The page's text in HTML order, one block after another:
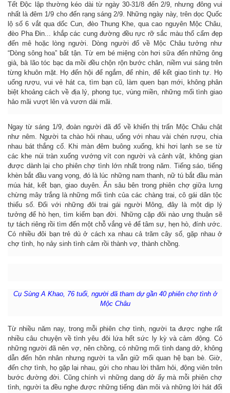
Tết Độc lập thường kéo dài từ ngày 30-31/8 đến 2/9, nhưng đông vui
nhất là đêm 1/9 cho đến rạng sáng 2/9. Những ngày này, trên dọc Quốc
lộ số 6 vắt qua dốc Cun, đèo Thung Khe, qua cao nguyên Mộc Châu,
đèo Pha Đin... khắp các cung đường đều rực rỡ sắc màu thổ cẩm đẹp
đến mê hoặc lòng người. Dòng người đổ về Mộc Châu tưởng như
“Dòng sông hoa” bất tận. Từ em bé miệng còn hơi sữa đến những ông
già, bà lão tóc bạc da mồi đều chộn rộn bước chân, niềm vui sáng trên
từng khuôn mặt. Họ đến hội để ngắm, để nhìn, để kết giao tình tự. Họ
uống rượu, vui vẻ hát ca, tìm bạn cũ, làm quen bạn mới, không phân
biệt khoảng cách về địa lý, phong tục, vùng miền, những mối tình giao
hảo mãi vượt lên và vươn dài mãi.
Ngay từ sáng 1/9, đoàn người đã đổ về khiến thị trấn Mộc Châu chật
như nêm. Người ta chào hỏi nhau, uống với nhau vài chén rượu, chia
nhau bát thắng cố. Khi màn đêm buông xuống, khi hơi lạnh se se từ
các khe núi tràn xuống vướng vít con người và cảnh vật, không gian
được dành lại cho phiên chợ tình lớn nhất trong năm. Tiếng sáo, tiếng
khèn bắt đầu vang vọng, đó là lúc những nam thanh, nữ tú bắt đầu màn
múa hát, kết bạn, giao duyên. Ẩn sâu bên trong phiên chợ giữa lưng
chừng mây trắng là những mối tình của các chàng trai, cô gái dân tộc
thiểu số. Đối với những đôi trai gái người Mông, đây là một dịp lý
tưởng để hò hẹn, tìm kiếm bạn đời. Những cặp đôi nào ưng thuận sẽ
tự tách riêng rồi tìm đến một chỗ vắng vẻ để tâm sự, hẹn hò, đính ước.
Có nhiều đôi bạn trẻ dù ở cách xa nhau cả trăm cây số, gặp nhau ở
chợ tình, họ nảy sinh tình cảm rồi thành vợ, thành chồng.
Cụ Sùng A Khao, 76 tuổi, người đã tham dự gần 40 phiên chợ tình ở
Mộc Châu
Từ nhiều năm nay, trong mỗi phiên chợ tình, người ta được nghe rất
nhiều câu chuyện về tình yêu đôi lứa hết sức ly kỳ và cảm động. Có
những người đã nên vợ, nên chồng, có những mối tình dang dở, không
dẫn đến hôn nhân nhưng người ta vẫn giữ mối quan hệ bạn bè. Giờ,
đến chợ tình, họ gặp lại nhau, gửi cho nhau lời thăm hỏi, động viên trên
bước đường đời. Cũng chính vì những dang dở ấy mà mỗi phiên chợ
tình, người ta đều nghe được những tiếng đàn môi và những lời hát đối